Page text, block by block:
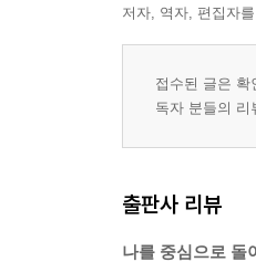
저자, 역자, 편집자
접수된 글은 확
독자 분들의
출판사 리뷰
나를 중심으로 돌